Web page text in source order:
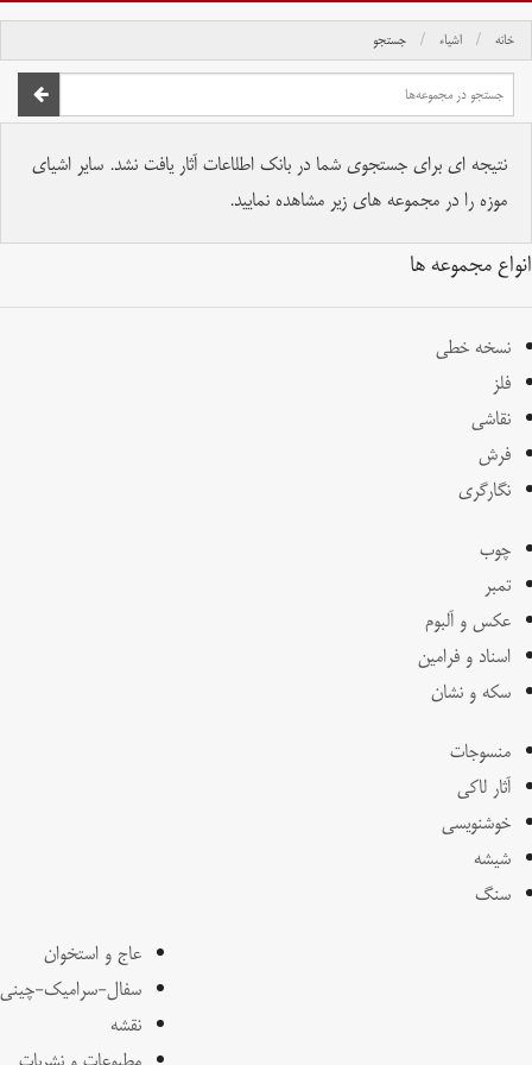
خانه اشیاء جستجو
نتیجه ای برای جستجوی شما در بانک اطلاعات آثار یافت نشد. سایر اشیای
موزه را در مجموعه های زیر مشاهده نمایید.
انواع مجموعه ها
نسخه خطی
فلز
نقاشی
فرش
نگارگری
چوب
تمبر
عکس و آلبوم
اسناد و فرامین
سکه و نشان
منسوجات
آثار لاکی
خوشنویسی
شیشه
سنگ
عاج و استخوان
سفال-سرامیک-چینی
نقشه
تمام حقوق برای موسسه کتابخانه و موزه ملی ملک محفوظ است.